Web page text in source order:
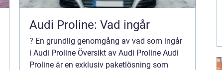
Audi Proline: Vad ingår
? En grundlig genomgång av vad som ingår
i Audi Proline Översikt av Audi Proline Audi
Proline är en exklusiv paketlösning som